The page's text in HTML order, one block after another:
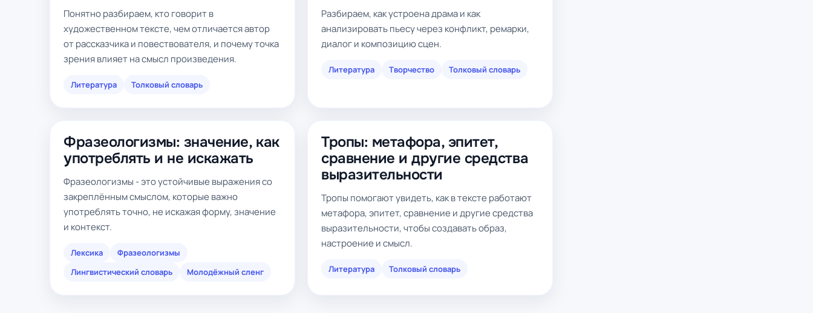
Понятно разбираем, кто говорит в
художественном тексте, чем отличается автор
от рассказчика и повествователя, и почему точка
зрения влияет на смысл произведения.
Литература Толковый словарь
Разбираем, как устроена драма и как
анализировать пьесу через конфликт, ремарки,
диалог и композицию сцен.
Литература Творчество Толковый словарь
Фразеологизмы: значение, как
употреблять и не искажать
Фразеологизмы - это устойчивые выражения со
закреплённым смыслом, которые важно
употреблять точно, не искажая форму, значение
и контекст.
Лексика
Фразеологизмы
Лингвистический словарь
Молодёжный сленг
Тропы: метафора, эпитет,
сравнение и другие средства
выразительности
Тропы помогают увидеть, как в тексте работают
метафора, эпитет, сравнение и другие средства
выразительности, чтобы создавать образ,
настроение и смысл.
Литература Толковый словарь